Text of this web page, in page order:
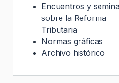
Encuentros y
sobre la Reforma
Tributaria
Normas gráficas
Archivo histórico